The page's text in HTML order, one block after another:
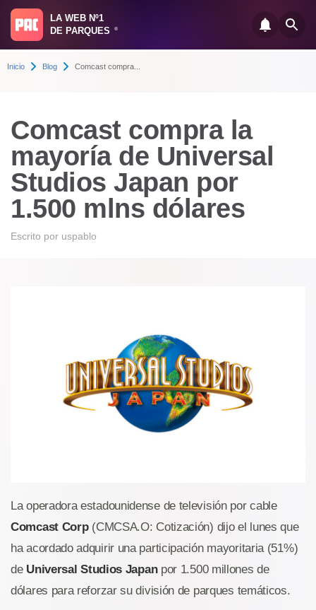
LA WEB Nº1
DE PARQUES
®
Inicio Blog Comcast compra...
Comcast compra la
mayoría de Universal
Studios Japan por
1.500 mlns dólares
Escrito por uspablo
La operadora estadounidense de televisión por cable
Comcast Corp(CMCSA.O: Cotización) dijo el lunes que
ha acordado adquirir una participación mayoritaria (51%)
de Universal Studios Japanpor 1.500 millones de
dólares para reforzar su división de parques temáticos.